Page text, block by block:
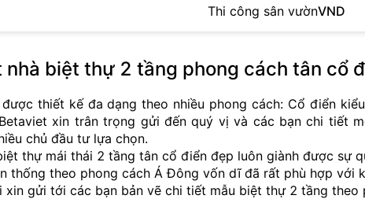
Thi công sân vườnVND
nhà biệt thự 2 tầng phong cách tân cổ
thiết kế đa dạng theo nhiều phong cách: Cổ điển
xin trân trọng gửi đến quý vị và các bạn chi tiết
chủ đầu tư lựa chọn.
thự mái thái 2 tầng tân cổ điển đẹp luôn giành được sự
thống theo phong cách Á Đông vốn dĩ đã rất phù hợp với
gửi tới các bạn bản vẽ chi tiết mẫu biệt thự 2 tầng theo